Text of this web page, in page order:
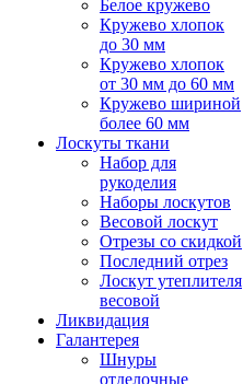
Белое кружево
Кружево хлопок
до 30 мм
Кружево хлопок
от 30 мм до 60 мм
Кружево шириной
более 60 мм
Лоскуты ткани
Набор для
рукоделия
Наборы лоскутов
Весовой лоскут
Отрезы со скидкой
Последний отрез
Лоскут утеплителя
весовой
Ликвидация
Галантерея
Шнуры
отделочные